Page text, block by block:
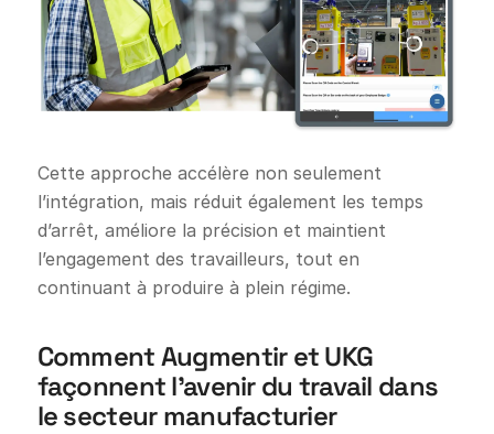
Cette approche accélère non seulement
l’intégration, mais réduit également les temps
d’arrêt, améliore la précision et maintient
l’engagement des travailleurs, tout en
continuant à produire à plein régime.
Comment Augmentir et UKG
façonnent l'avenir du travail dans
le secteur manufacturier